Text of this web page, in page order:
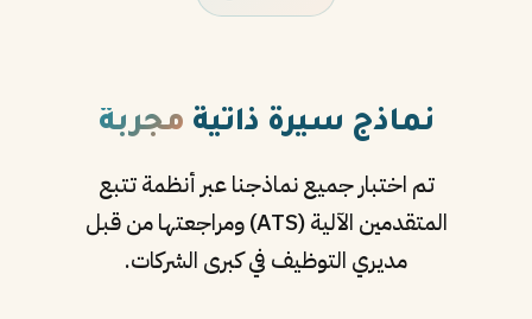
نماذج سيرة ذاتية مجربة
تم اختبار جميع نماذجنا عبر أنظمة تتبع
المتقدمين الآلية (ATS) ومراجعتها من قبل
مديري التوظيف في كبرى الشركات.